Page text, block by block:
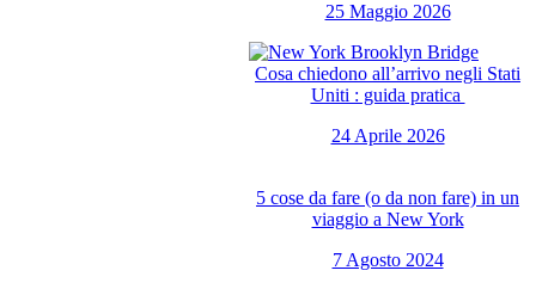
25 Maggio 2026
Cosa chiedono all’arrivo negli Stati
Uniti : guida pratica
24 Aprile 2026
5 cose da fare (o da non fare) in un
viaggio a New York
7 Agosto 2024